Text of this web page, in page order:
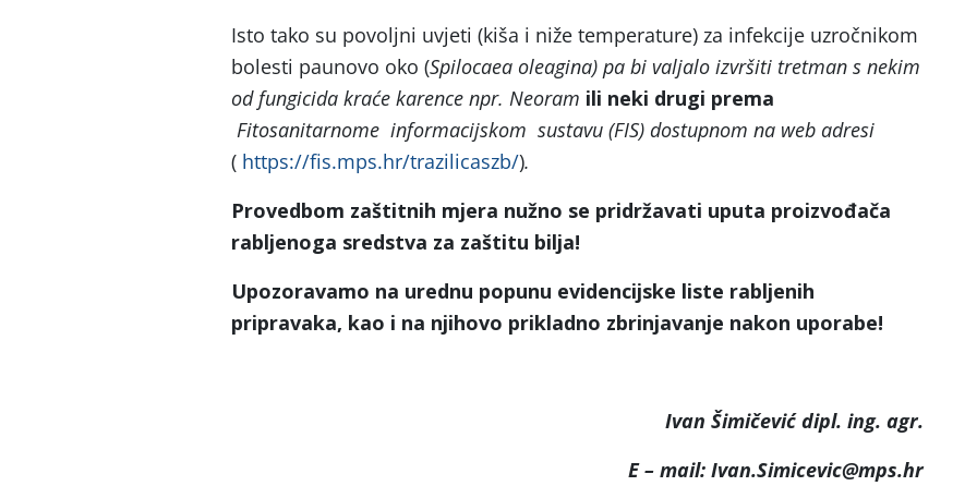
Isto tako su povoljni uvjeti (kiša i niže temperature) za infekcije uzročnikom
bolesti paunovo oko (Spilocaea oleagina) pa bi valjalo izvršiti tretman s nekim
od fungicida kraće karence npr. Neoram ili neki drugi prema
Fitosanitarnome informacijskom sustavu (FIS) dostupnom na web adresi
( https://fis.mps.hr/trazilicaszb/).
Provedbom zaštitnih mjera nužno se pridržavati uputa proizvođača
rabljenoga sredstva za zaštitu bilja!
Upozoravamo na urednu popunu evidencijske liste rabljenih
pripravaka, kao i na njihovo prikladno zbrinjavanje nakon uporabe!
Ivan Šimičević dipl. ing. agr.
E – mail: Ivan.Simicevic@mps.hr